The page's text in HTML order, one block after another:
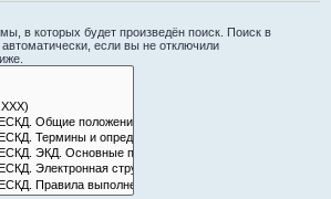
в которых будет произведён поиск. Поиск в
если вы не отключили